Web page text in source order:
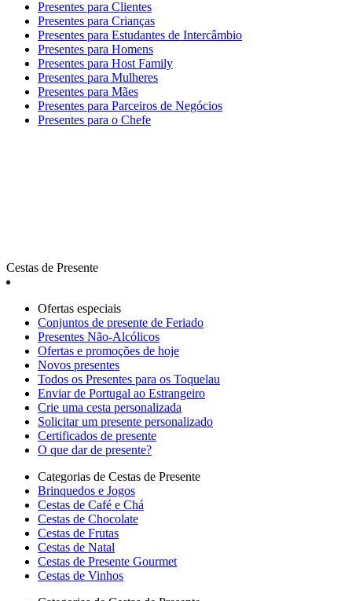
Presentes para Clientes
Presentes para Crianças
Presentes para Estudantes de Intercâmbio
Presentes para Homens
Presentes para Host Family
Presentes para Mulheres
Presentes para Mães
Presentes para Parceiros de Negócios
Presentes para o Chefe
Cestas de Presente
Ofertas especiais
Сonjuntos de presente de Feriado
Presentes Não-Alcólicos
Ofertas e promoções de hoje
Novos presentes
Todos os Presentes para os Toquelau
Enviar de Portugal ao Estrangeiro
Crie uma cesta personalizada
Solicitar um presente personalizado
Certificados de presente
O que dar de presente?
Categorias de Cestas de Presente
Brinquedos e Jogos
Cestas de Café e Chá
Cestas de Chocolate
Cestas de Frutas
Cestas de Natal
Cestas de Presente Gourmet
Cestas de Vinhos